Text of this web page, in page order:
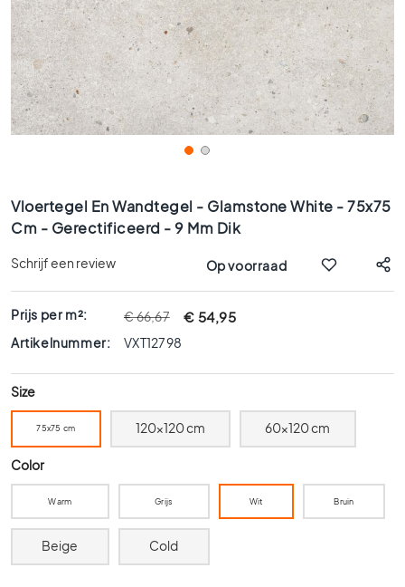
x
9
0
8
0
x
8
0
x
1
0
0
x
0
x
6
0
0
4
naar
het
begin
van
afbeeldingen-
gallerij
Vloertegel En Wandtegel - Glamstone White - 75x75
Cm - Gerectificeerd - 9 Mm Dik
Schrijf een review Op voorraad
Prijs per m²: € 66,67 € 54,95
Artikelnummer: VXT12798
Size
75x75 cm 120x120 cm 60x120 cm
Color
Warm Grijs Wit Bruin
Beige Cold